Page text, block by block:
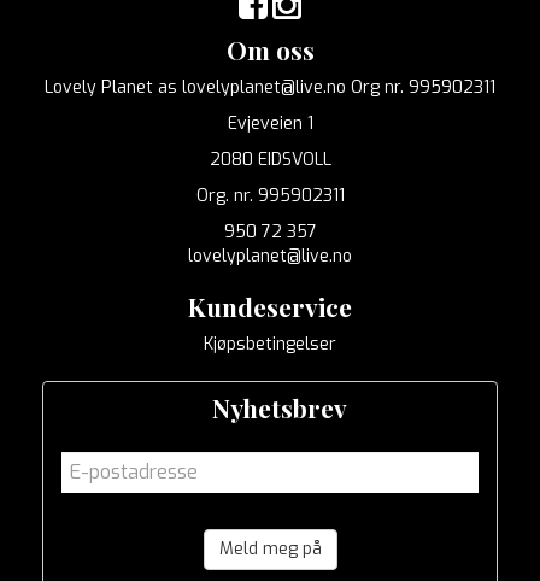
Om oss
Lovely Planet as lovelyplanet@live.no Org nr. 995902311
Evjeveien 1
2080 EIDSVOLL
Org. nr. 995902311
950 72 357
lovelyplanet@live.no
Kundeservice
Kjøpsbetingelser
Nyhetsbrev
Meld meg på